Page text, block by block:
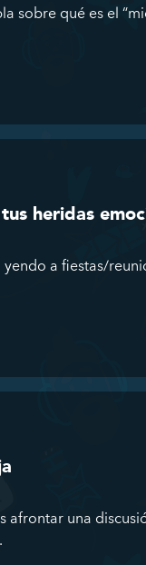
sobre qué es el
heridas
a fiestas/
afrontar una